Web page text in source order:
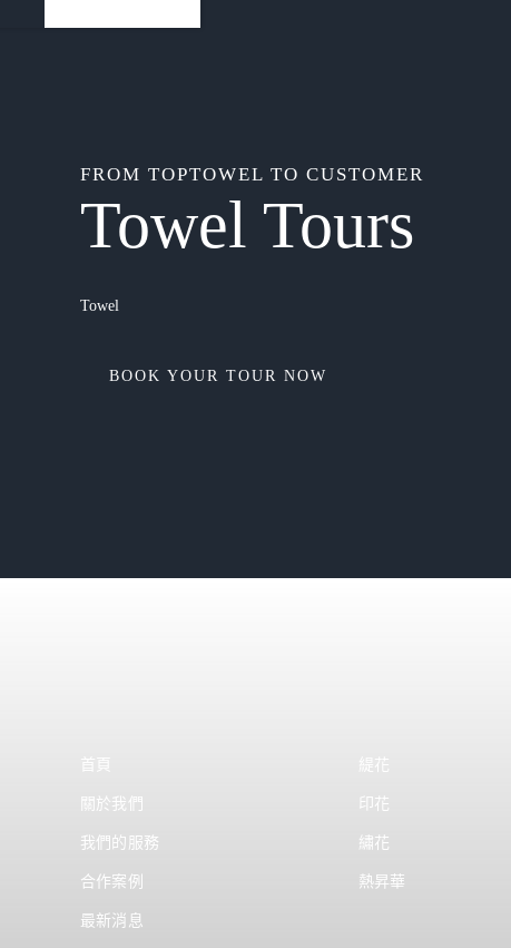
FROM TOPTOWEL TO CUSTOMER
Towel Tours
Towel
BOOK YOUR TOUR NOW
首頁
關於我們
我們的服務
合作案例
最新消息
緹花
印花
繡花
熱昇華